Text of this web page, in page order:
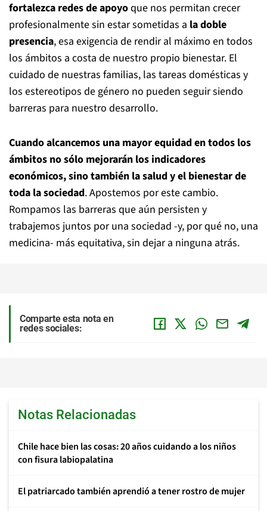
fortalezca redes de apoyoque nos permitan crecer
profesionalmente sin estar sometidas a la doble
presencia, esa exigencia de rendir al máximo en todos
los ámbitos a costa de nuestro propio bienestar. El
cuidado de nuestras familias, las tareas domésticas y
los estereotipos de género no pueden seguir siendo
barreras para nuestro desarrollo.
Cuando alcancemos una mayor equidad en todos los
ámbitos no sólo mejorarán los indicadores
económicos, sino también la salud y el bienestar de
toda la sociedad. Apostemos por este cambio.
Rompamos las barreras que aún persisten y
trabajemos juntos por una sociedad -y, por qué no, una
medicina- más equitativa, sin dejar a ninguna atrás.
Comparte esta nota en
redes sociales:
Notas Relacionadas
Chile hace bien las cosas: 20 años cuidando a los niños
con fisura labiopalatina
El patriarcado también aprendió a tener rostro de mujer